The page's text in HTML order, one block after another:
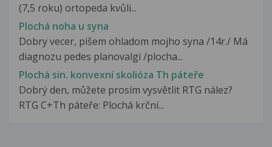
(7,5 roku) ortopeda kvůli...
Plochá noha u syna
Dobry vecer, pišem ohladom mojho syna /14r./ Má
diagnozu pedes planovalgi /plocha...
Plochá sin. konvexní skolióza Th páteře
Dobrý den, můžete prosím vysvětlit RTG nález?
RTG C+Th páteře: Plochá krční...